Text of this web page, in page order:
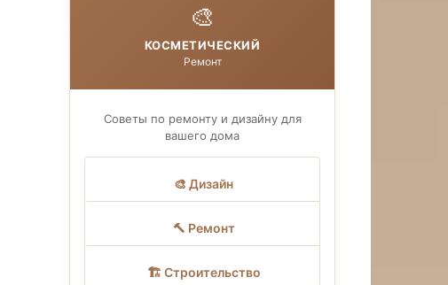
🎨
КОСМЕТИЧЕСКИЙ
Ремонт
Советы по ремонту и дизайну для
вашего дома
🎨 Дизайн
🔨 Ремонт
🏗 Строительство